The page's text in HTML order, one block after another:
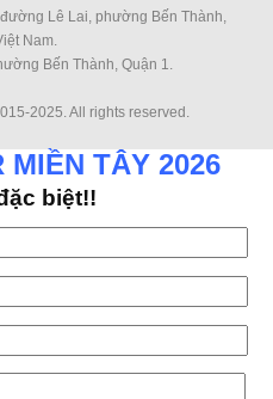
Lê Lai, phường Bến Thành,
Nam.
Bến Thành, Quận 1.
2025. All rights reserved.
MIỀN TÂY 2026
biệt!!